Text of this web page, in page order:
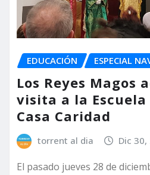
EDUCACIÓN ESPECIAL
Los Reyes Magos
visita a la
Casa Caridad
torrent al dia Dic 30,
El pasado jueves 28 de